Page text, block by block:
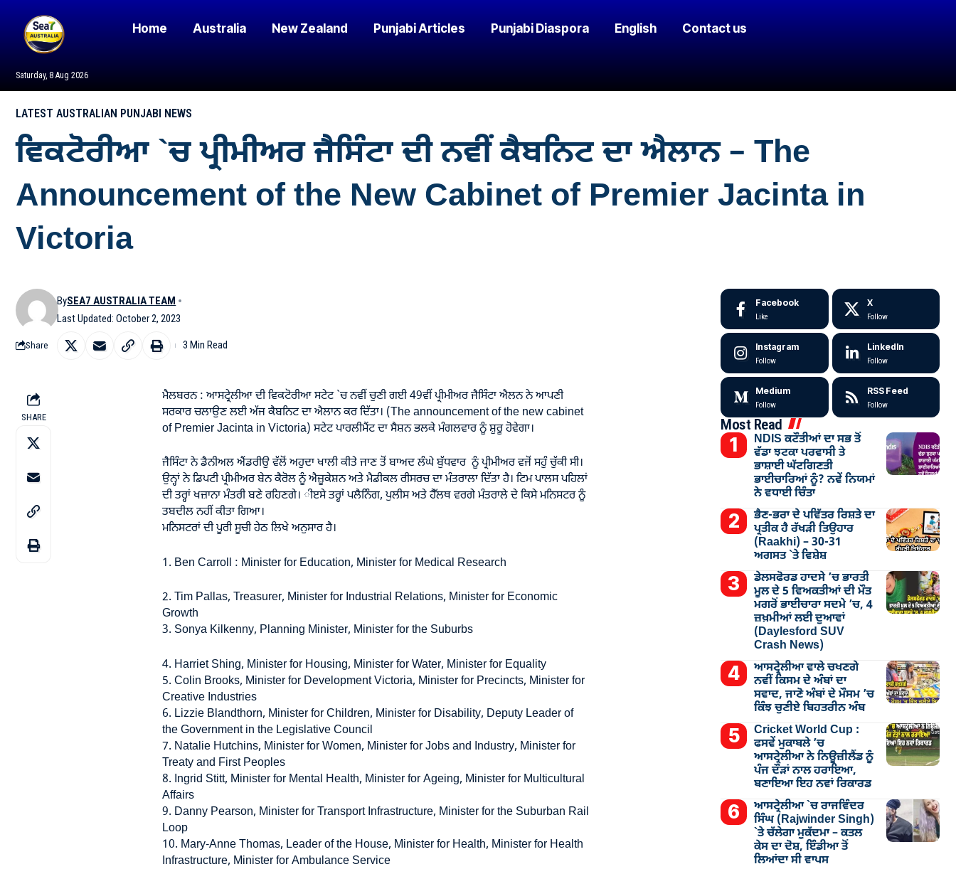
Saturday, 8 Aug 2026
Home Australia New Zealand Punjabi Articles Punjabi Diaspora English Contact us
LATEST AUSTRALIAN PUNJABI NEWS
ਵਿਕਟੋਰੀਆ `ਚ ਪ੍ਰੀਮੀਅਰ ਜੈਸਿੰਟਾ ਦੀ ਨਵੀਂ ਕੈਬਨਿਟ ਦਾ ਐਲਾਨ – The
Announcement of the New Cabinet of Premier Jacinta in
Victoria
Last Updated: October 2, 2023
BySEA7 AUSTRALIA TEAM
Share 3 Min Read
SHARE
ਮੈਲਬਰਨ : ਆਸਟ੍ਰੇਲੀਆ ਦੀ ਵਿਕਟੋਰੀਆ ਸਟੇਟ `ਚ ਨਵੀਂ ਚੁਣੀ ਗਈ 49ਵੀਂ ਪ੍ਰੀਮੀਅਰ ਜੈਸਿੰਟਾ ਐਲਨ ਨੇ ਆਪਣੀ
ਸਰਕਾਰ ਚਲਾਉਣ ਲਈ ਅੱਜ ਕੈਬਨਿਟ ਦਾ ਐਲਾਨ ਕਰ ਦਿੱਤਾ। (The announcement of the new cabinet
of Premier Jacinta in Victoria) ਸਟੇਟ ਪਾਰਲੀਮੈਂਟ ਦਾ ਸੈਸ਼ਨ ਭਲਕੇ ਮੰਗਲਵਾਰ ਨੂੰ ਸ਼ੁਰੂ ਹੋਵੇਗਾ।
ਜੈਸਿੰਟਾ ਨੇ ਡੈਨੀਅਲ ਐਂਡਰੀਉ ਵੱਲੋਂ ਅਹੁਦਾ ਖਾਲੀ ਕੀਤੇ ਜਾਣ ਤੋਂ ਬਾਅਦ ਲੰਘੇ ਬੁੱਧਵਾਰ ਨੂੰ ਪ੍ਰੀਮੀਅਰ ਵਜੋਂ ਸਹੁੰ ਚੁੱਕੀ ਸੀ।
ਉਨ੍ਹਾਂ ਨੇ ਡਿਪਟੀ ਪ੍ਰੀਮੀਅਰ ਬੇਨ ਕੈਰੋਲ ਨੂੰ ਐਜ਼ੂਕੇਸ਼ਨ ਅਤੇ ਮੈਡੀਕਲ ਰੀਸਰਚ ਦਾ ਮੰਤਰਾਲਾ ਦਿੱਤਾ ਹੈ। ਟਿਮ ਪਾਲਸ ਪਹਿਲਾਂ
ਦੀ ਤਰ੍ਹਾਂ ਖਜ਼ਾਨਾ ਮੰਤਰੀ ਬਣੇ ਰਹਿਣਗੇ। ੀੲਸੇ ਤਰ੍ਹਾਂ ਪਲੈਨਿੰਗ, ਪੁਲੀਸ ਅਤੇ ਹੈੱਲਥ ਵਰਗੇ ਮੰਤਰਾਲੇ ਦੇ ਕਿਸੇ ਮਨਿਸਟਰ ਨੂੰ
ਤਬਦੀਲ ਨਹੀਂ ਕੀਤਾ ਗਿਆ।
ਮਨਿਸਟਰਾਂ ਦੀ ਪੂਰੀ ਸੂਚੀ ਹੇਠ ਲਿਖੇ ਅਨੁਸਾਰ ਹੈ।
1. Ben Carroll : Minister for Education, Minister for Medical Research
2. Tim Pallas, Treasurer, Minister for Industrial Relations, Minister for Economic
Growth
3. Sonya Kilkenny, Planning Minister, Minister for the Suburbs
4. Harriet Shing, Minister for Housing, Minister for Water, Minister for Equality
5. Colin Brooks, Minister for Development Victoria, Minister for Precincts, Minister for
Creative Industries
6. Lizzie Blandthorn, Minister for Children, Minister for Disability, Deputy Leader of
the Government in the Legislative Council
7. Natalie Hutchins, Minister for Women, Minister for Jobs and Industry, Minister for
Treaty and First Peoples
8. Ingrid Stitt, Minister for Mental Health, Minister for Ageing, Minister for Multicultural
Affairs
9. Danny Pearson, Minister for Transport Infrastructure, Minister for the Suburban Rail
Loop
10. Mary-Anne Thomas, Leader of the House, Minister for Health, Minister for Health
Infrastructure, Minister for Ambulance Service
Facebook
Like
X
Follow
Instagram
Follow
LinkedIn
Follow
Medium
Follow
RSS Feed
Follow
Most Read
NDIS ਕਟੌਤੀਆਂ ਦਾ ਸਭ ਤੋਂ
ਵੱਡਾ ਝਟਕਾ ਪਰਵਾਸੀ ਤੇ
ਭਾਸ਼ਾਈ ਘੱਟਗਿਣਤੀ
ਭਾਈਚਾਰਿਆਂ ਨੂੰ? ਨਵੇਂ ਨਿਯਮਾਂ
ਨੇ ਵਧਾਈ ਚਿੰਤਾ
ਭੈਣ-ਭਰਾ ਦੇ ਪਵਿੱਤਰ ਰਿਸ਼ਤੇ ਦਾ
ਪ੍ਰਤੀਕ ਹੈ ਰੱਖੜੀ ਤਿਉਹਾਰ
(Raakhi) – 30-31
ਅਗਸਤ `ਤੇ ਵਿਸ਼ੇਸ਼
ਡੇਲਸਫੋਰਡ ਹਾਦਸੇ ’ਚ ਭਾਰਤੀ
ਮੂਲ ਦੇ 5 ਵਿਅਕਤੀਆਂ ਦੀ ਮੌਤ
ਮਗਰੋਂ ਭਾਈਚਾਰਾ ਸਦਮੇ ’ਚ, 4
ਜ਼ਖ਼ਮੀਆਂ ਲਈ ਦੁਆਵਾਂ
(Daylesford SUV
Crash News)
ਆਸਟ੍ਰੇਲੀਆ ਵਾਲੇ ਚਖਣਗੇ
ਨਵੀਂ ਕਿਸਮ ਦੇ ਅੰਬਾਂ ਦਾ
ਸਵਾਦ, ਜਾਣੋ ਅੰਬਾਂ ਦੇ ਮੌਸਮ ’ਚ
ਕਿੰਝ ਚੁਣੀਏ ਬਿਹਤਰੀਨ ਅੰਬ
Cricket World Cup :
ਫਸਵੇਂ ਮੁਕਾਬਲੇ ’ਚ
ਆਸਟ੍ਰੇਲੀਆ ਨੇ ਨਿਊਜ਼ੀਲੈਂਡ ਨੂੰ
ਪੰਜ ਦੌੜਾਂ ਨਾਲ ਹਰਾਇਆ,
ਬਣਾਇਆ ਇਹ ਨਵਾਂ ਰਿਕਾਰਡ
ਆਸਟ੍ਰੇਲੀਆ `ਚ ਰਾਜਵਿੰਦਰ
ਸਿੰਘ (Rajwinder Singh)
`ਤੇ ਚੱਲੇਗਾ ਮੁੁਕੱਦਮਾ – ਕਤਲ
ਕੇਸ ਦਾ ਦੋਸ਼, ਇੰਡੀਆ ਤੋਂ
ਲਿਆਂਦਾ ਸੀ ਵਾਪਸ